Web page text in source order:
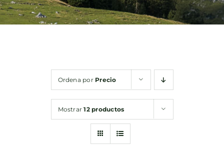
Bebidas
Ordena por Precio
Mostrar12 productos